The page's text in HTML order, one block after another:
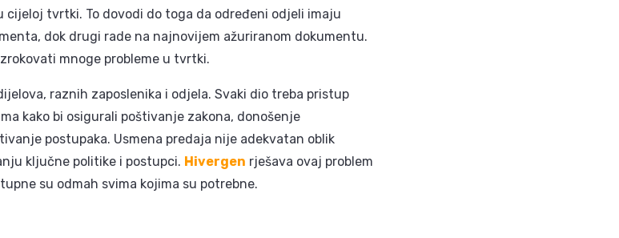
tvrtki. To dovodi do toga da određeni odjeli imaju
dok drugi rade na najnovijem ažuriranom dokumentu.
mnoge probleme u tvrtki.
raznih zaposlenika i odjela. Svaki dio treba pristup
kako bi osigurali poštivanje zakona, donošenje
postupaka. Usmena predaja nije adekvatan oblik
ključne politike i postupci. Hivergen rješava ovaj problem
su odmah svima kojima su potrebne.